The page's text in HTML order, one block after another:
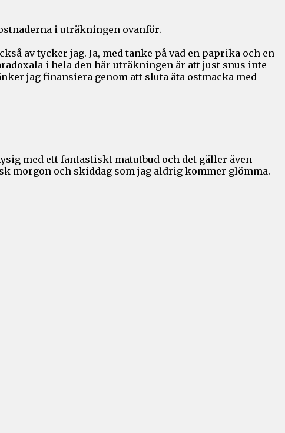
i uträkningen ovanför.
av tycker jag. Ja, med tanke på vad en paprika och en
i hela den här uträkningen är att just snus inte
jag finansiera genom att sluta äta ostmacka med
med ett fantastiskt matutbud och det gäller även
morgon och skiddag som jag aldrig kommer glömma.